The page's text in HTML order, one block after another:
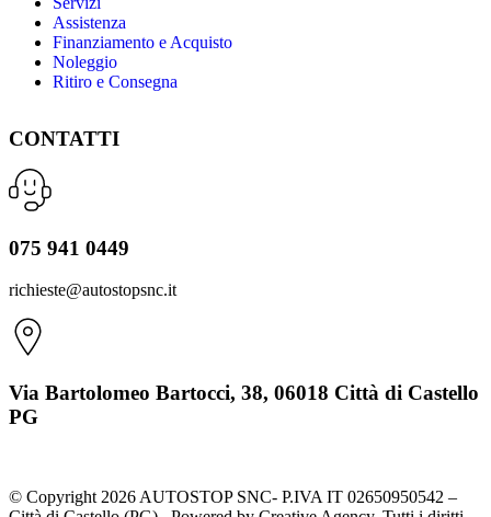
Assistenza
Finanziamento e Acquisto
Noleggio
Ritiro e Consegna
CONTATTI
075 941 0449
richieste@autostopsnc.it
Via Bartolomeo Bartocci, 38, 06018 Città di Castello
PG
© Copyright 2026 AUTOSTOP SNC- P.IVA IT 02650950542 –